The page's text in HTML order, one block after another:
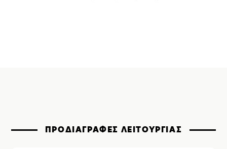
ΠΡΟΔΙΑΓΡΑΦΕΣ ΛΕΙΤΟΥΡΓΙΑΣ